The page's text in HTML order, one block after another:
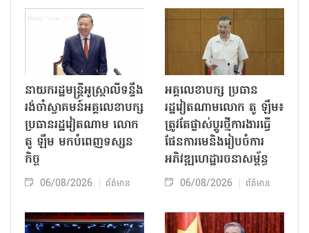
នាយករដ្ឋមន្ត្រីអូស្ត្រាលីទន្ទឹង
រង់ចាំស្វាគមន៍អគ្គលេខាបក្ស
ប្រធានរដ្ឋវៀតណាម លោក
តូ ឡឹម មកបំពេញទស្សន
កិច្ច
06/08/2026 ព័ត៌មាន
អគ្គលេខាបក្ស ប្រធាន
រដ្ឋវៀតណាមលោក តូ ឡឹម៖
ត្រូវតែផ្លាស់ប្ដូរថ្មីការងារធ្វើ
ផែនការមេនិងរៀបចំការ
អភិវឌ្ឍហេដ្ឋារចនាសម្ព័ន្ធ
06/08/2026 ព័ត៌មាន